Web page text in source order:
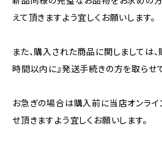
えて頂きますよう宜しくお願いします。
また、購入された商品に関しましては
時間以内に』発送手続きの方を取らせ
お急ぎの場合は購入前に当店オンライ
せ頂きますよう宜しくお願いします。